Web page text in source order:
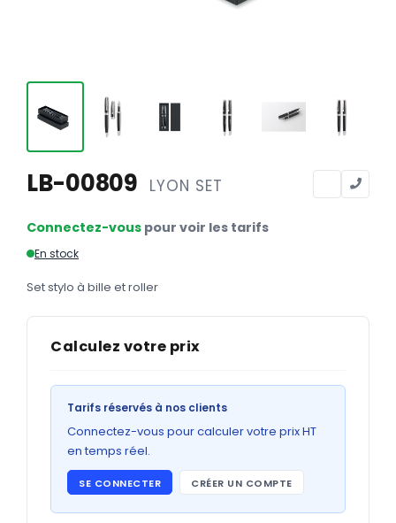
Tête de lettre
Enveloppes
Sous-mains
Chemises
GRAND FORMAT
Abribus
LB-00809 LYON SET
Connectez-vous pour voir les tarifs
En stock
Set stylo à bille et roller
Calculez votre prix
Tarifs réservés à nos clients
Connectez-vous pour calculer votre prix HT
en temps réel.
SE CONNECTER CRÉER UN COMPTE